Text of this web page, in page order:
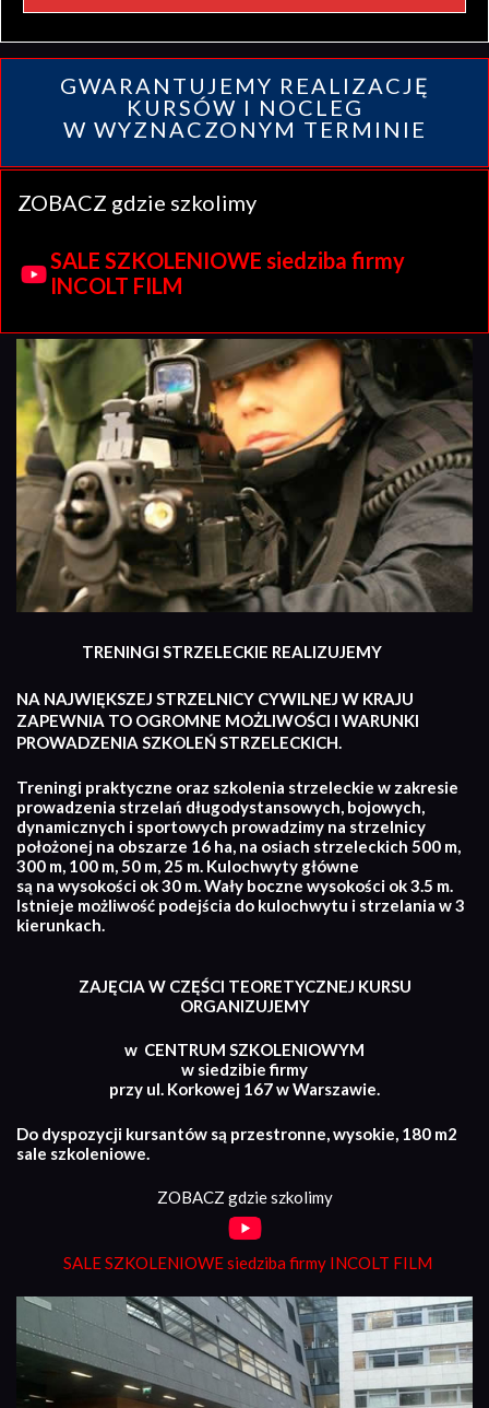
GWARANTUJEMY REALIZACJĘ
KURSÓW I NOCLEG
W WYZNACZONYM TERMINIE
ZOBACZ gdzie szkolimy
SALE SZKOLENIOWE siedziba firmy
INCOLT FILM
TRENINGI STRZELECKIE REALIZUJEMY
NA NAJWIĘKSZEJ STRZELNICY CYWILNEJ W KRAJU
ZAPEWNIA TO OGROMNE MOŻLIWOŚCI I WARUNKI
PROWADZENIA SZKOLEŃ STRZELECKICH.
Treningi praktyczne oraz szkolenia strzeleckie w zakresie
prowadzenia strzelań długodystansowych, bojowych,
dynamicznych i sportowych prowadzimy na strzelnicy
położonej na obszarze 16 ha, na osiach strzeleckich 500 m,
300 m, 100 m, 50 m, 25 m. Kulochwyty główne
są na wysokości ok 30 m. Wały boczne wysokości ok 3.5 m.
Istnieje możliwość podejścia do kulochwytu i strzelania w 3
kierunkach.
ZAJĘCIA W CZĘŚCI TEORETYCZNEJ KURSU
ORGANIZUJEMY
w CENTRUM SZKOLENIOWYM
w siedzibie firmy
przy ul. Korkowej 167 w Warszawie.
Do dyspozycji kursantów są przestronne, wysokie, 180 m2
sale szkoleniowe.
ZOBACZ gdzie szkolimy
SALE SZKOLENIOWE siedziba firmy INCOLT FILM